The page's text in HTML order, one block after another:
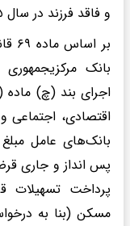
و فاقد فرزند در سال ۱۴۰۵) را ابلاغ کرد.
بانک
اقتصادی، اجتماعی
پس انداز و جاری
پرداخت تسهیلات
مسکن (بنا به